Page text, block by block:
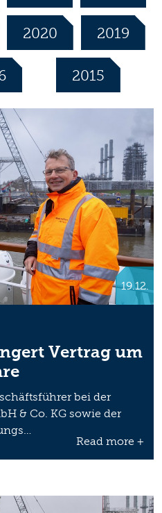
2020 2019
2015
19.12.
Vertrag um
bei der
& Co. KG sowie der
Read more +